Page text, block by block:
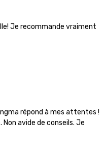
Je recommande vraiment
répond à mes attentes !
avide de conseils. Je